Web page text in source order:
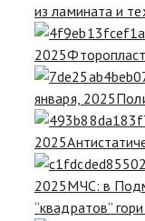
из ламината и
2025
января, 2025
2025
2025МЧС: в
“квадратов”